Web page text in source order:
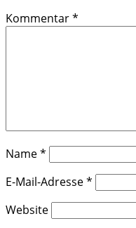
Kommentar*
Name*
E-Mail-Adresse*
Website